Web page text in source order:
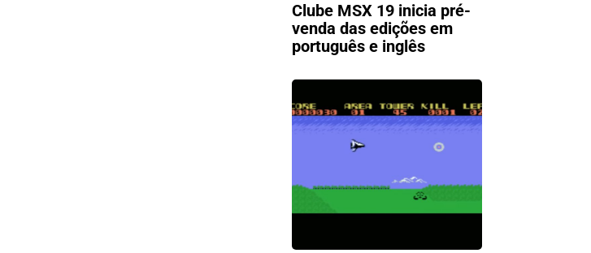
Clube MSX 19 inicia pré-
venda das edições em
português e inglês